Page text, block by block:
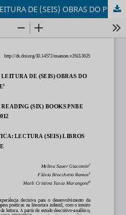
DE (SEIS) OBRAS DO PNBE